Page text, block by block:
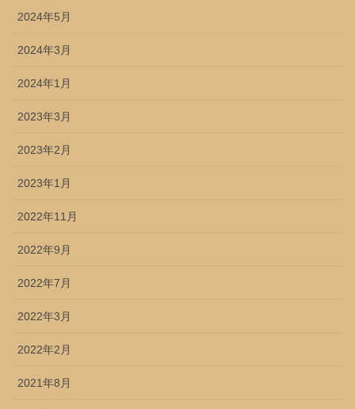
2024年5月
2024年3月
2024年1月
2023年3月
2023年2月
2023年1月
2022年11月
2022年9月
2022年7月
2022年3月
2022年2月
2021年8月